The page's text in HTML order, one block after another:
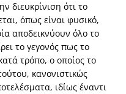
διευκρίνιση ότι το
όπως είναι φυσικό,
αποδεικνύουν όλο το
το γεγονός πως το
τρόπο, ο οποίος το
κανονιστικώς
ιδίως έναντι